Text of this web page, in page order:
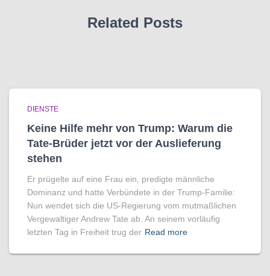
Related Posts
DIENSTE
Keine Hilfe mehr von Trump: Warum die
Tate-Brüder jetzt vor der Auslieferung
stehen
Er prügelte auf eine Frau ein, predigte männliche
Dominanz und hatte Verbündete in der Trump-Familie:
Nun wendet sich die US-Regierung vom mutmaßlichen
Vergewaltiger Andrew Tate ab. An seinem vorläufig
letzten Tag in Freiheit trug der Read more